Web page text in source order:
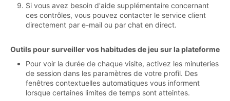
Si vous avez besoin d'aide supplémentaire concernant
ces contrôles, vous pouvez contacter le service client
directement par e-mail ou par chat en direct.
Outils pour surveiller vos habitudes de jeu sur la plateforme
Pour voir la durée de chaque visite, activez les minuteries
de session dans les paramètres de votre profil. Des
fenêtres contextuelles automatiques vous informent
lorsque certaines limites de temps sont atteintes.